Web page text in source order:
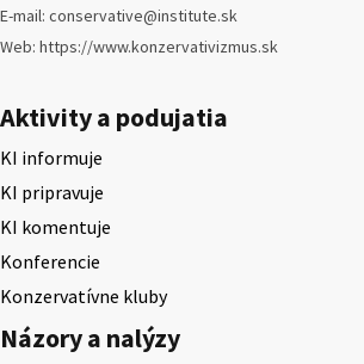
E-mail: conservative@institute.sk
Web: https://www.konzervativizmus.sk
Aktivity a podujatia
KI informuje
KI pripravuje
KI komentuje
Konferencie
Konzervatívne kluby
Názory a nalýzy